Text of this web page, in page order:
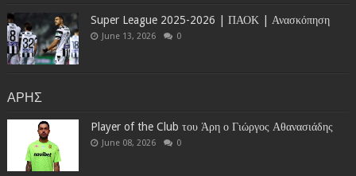
Super League 2025-2026 | ΠΑΟΚ | Ανασκόπηση
June 13, 2026 0
ΑΡΗΣ
Player of the Club του Άρη ο Γιώργος Αθανασιάδης
June 08, 2026 0